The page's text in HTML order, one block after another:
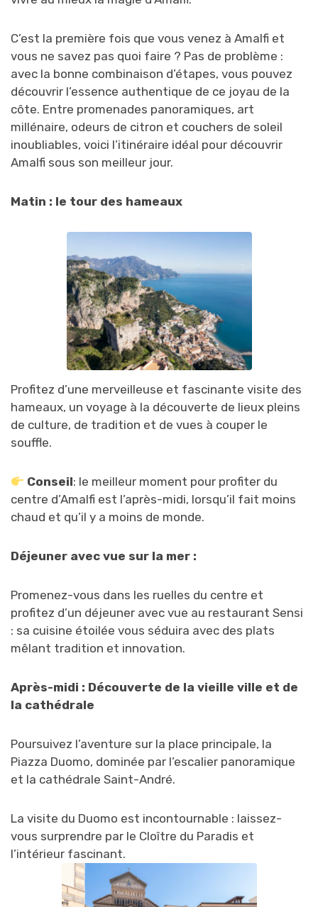
C’est la première fois que vous venez à Amalfi et
vous ne savez pas quoi faire ? Pas de problème :
avec la bonne combinaison d’étapes, vous pouvez
découvrir l’essence authentique de ce joyau de la
côte. Entre promenades panoramiques, art
millénaire, odeurs de citron et couchers de soleil
inoubliables, voici l’itinéraire idéal pour découvrir
Amalfi sous son meilleur jour.
Matin : le tour des hameaux
Profitez d’une merveilleuse et fascinante visite des
hameaux, un voyage à la découverte de lieux pleins
de culture, de tradition et de vues à couper le
souffle.
Conseil: le meilleur moment pour profiter du
centre d’Amalfi est l’après-midi, lorsqu’il fait moins
chaud et qu’il y a moins de monde.
Déjeuner avec vue sur la mer :
Promenez-vous dans les ruelles du centre et
profitez d’un déjeuner avec vue au restaurant Sensi
: sa cuisine étoilée vous séduira avec des plats
mêlant tradition et innovation.
Après-midi : Découverte de la vieille ville et de
la cathédrale
Poursuivez l’aventure sur la place principale, la
Piazza Duomo, dominée par l’escalier panoramique
et la cathédrale Saint-André.
La visite du Duomo est incontournable : laissez-
vous surprendre par le Cloître du Paradis et
l’intérieur fascinant.